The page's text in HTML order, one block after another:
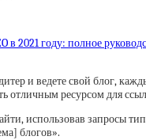
и ведете свой блог,
отличным ресурсом для
использовав запросы
блогов».